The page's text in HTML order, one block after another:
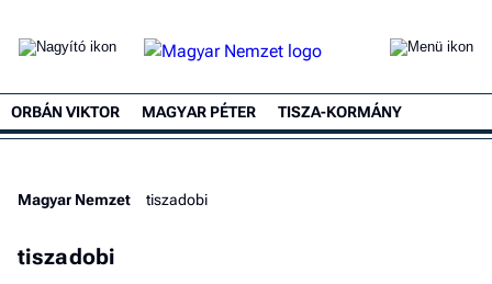
ORBÁN VIKTOR MAGYAR PÉTER TISZA-KORMÁNY
Magyar Nemzet tiszadobi
tiszadobi